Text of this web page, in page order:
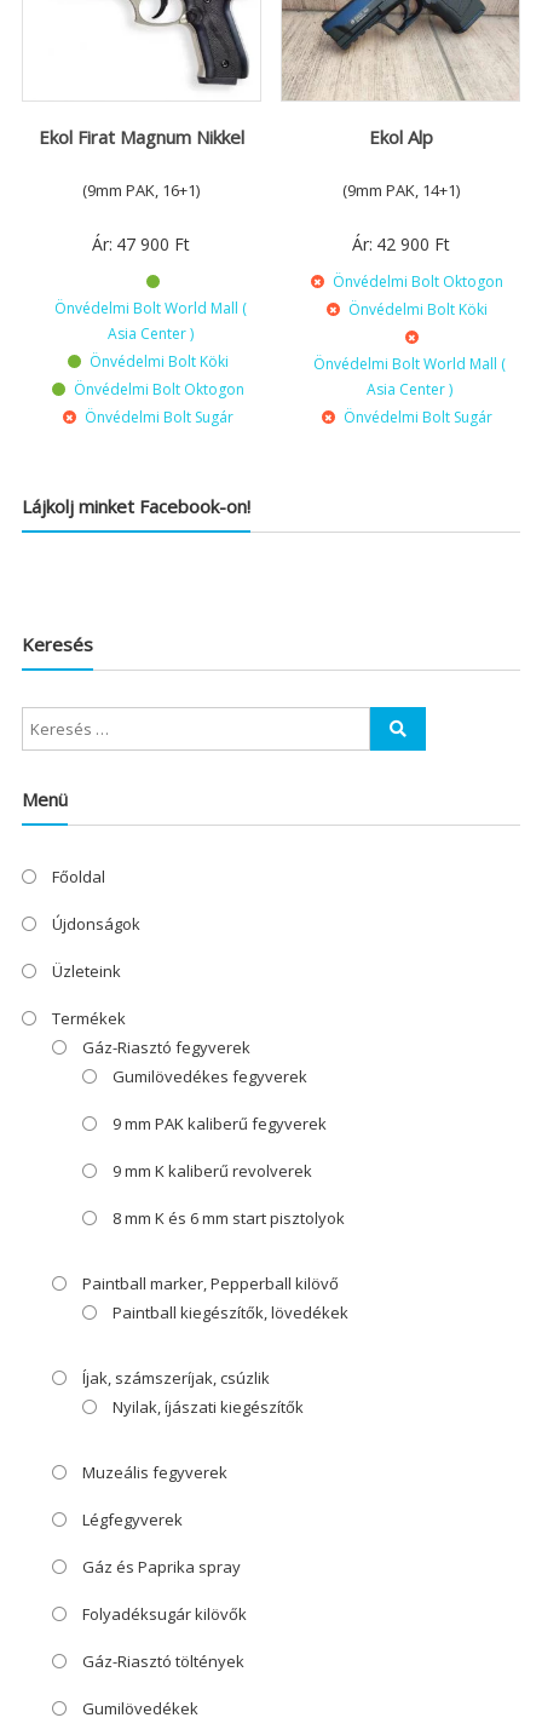
Ekol Firat Magnum Nikkel
(9mm PAK, 16+1)
Ár: 47 900 Ft
Önvédelmi Bolt World Mall (
Asia Center )
Önvédelmi Bolt Köki
Önvédelmi Bolt Oktogon
Önvédelmi Bolt Sugár
Ekol Alp
(9mm PAK, 14+1)
Ár: 42 900 Ft
Önvédelmi Bolt Oktogon
Önvédelmi Bolt Köki
Önvédelmi Bolt World Mall (
Asia Center )
Önvédelmi Bolt Sugár
Lájkolj minket Facebook-on!
Keresés
Menü
Főoldal
Újdonságok
Üzleteink
Termékek
Gáz-Riasztó fegyverek
Gumilövedékes fegyverek
9 mm PAK kaliberű fegyverek
9 mm K kaliberű revolverek
8 mm K és 6 mm start pisztolyok
Paintball marker, Pepperball kilövő
Paintball kiegészítők, lövedékek
Íjak, számszeríjak, csúzlik
Nyilak, íjászati kiegészítők
Muzeális fegyverek
Légfegyverek
Gáz és Paprika spray
Folyadéksugár kilövők
Gáz-Riasztó töltények
Gumilövedékek